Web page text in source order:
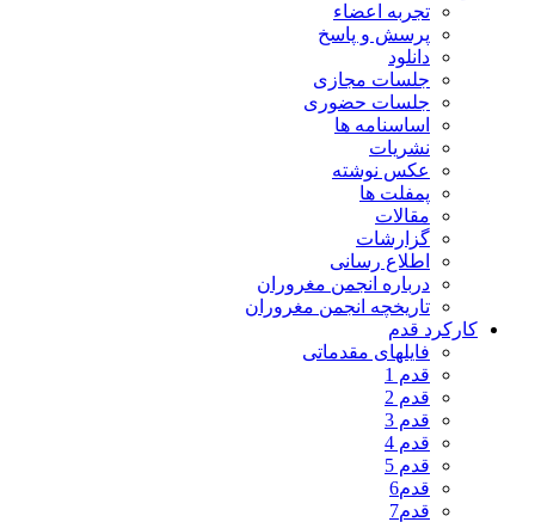
تجربه اعضاء
پرسش و پاسخ
دانلود
جلسات مجازی
جلسات حضوری
اساسنامه ها
نشریات
عکس نوشته
پمفلت ها
مقالات
گزارشات
اطلاع رسانی
درباره انجمن مغروران
تاریخچه انجمن مغروران
کارکرد قدم
فایلهای مقدماتی
قدم 1
قدم 2
قدم 3
قدم 4
قدم 5
قدم6
قدم7